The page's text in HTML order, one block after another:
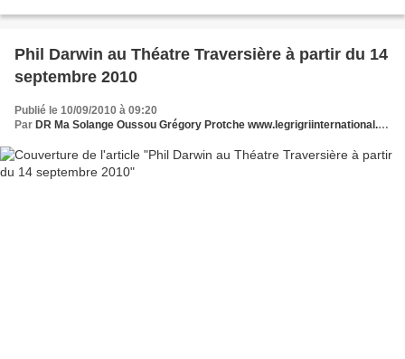
Phil Darwin au Théatre Traversière à partir du 14
septembre 2010
Publié le 10/09/2010 à 09:20
Par DR Ma Solange Oussou Grégory Protche www.legrigriinternational.com